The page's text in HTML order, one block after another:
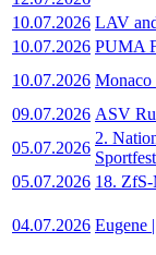
10.07.2026 LAV
10.07.2026 PUMA
10.07.2026 Monaco
09.07.2026 ASV
05.07.2026
2.
05.07.2026 18.
04.07.2026 Eugene